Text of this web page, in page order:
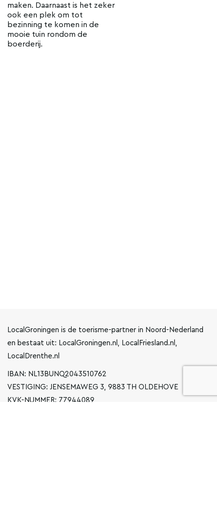
maken. Daarnaast is het zeker
ook een plek om tot
bezinning te komen in de
mooie tuin rondom de
boerderij.
LocalGroningen is de toerisme-partner in Noord-Nederland
en bestaat uit: LocalGroningen.nl, LocalFriesland.nl,
LocalDrenthe.nl
IBAN: NL13BUNQ2043510762
VESTIGING: JENSEMAWEG 3, 9883 TH OLDEHOVE
KVK-NUMMER: 77944089